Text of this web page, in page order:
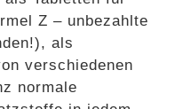
Z – unbezahlte
als
verschiedenen
normale